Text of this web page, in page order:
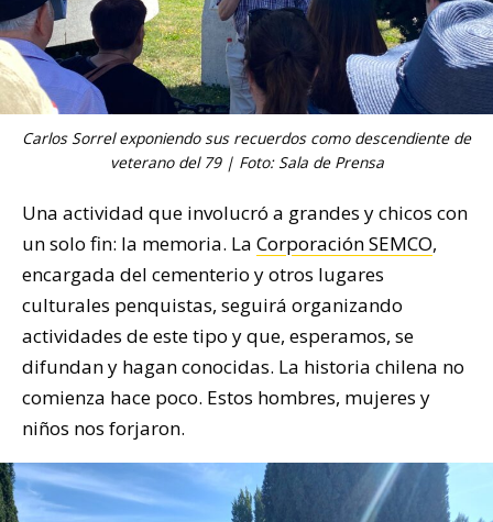
Carlos Sorrel exponiendo sus recuerdos como descendiente de
veterano del 79 | Foto: Sala de Prensa
Una actividad que involucró a grandes y chicos con
un solo fin: la memoria. La Corporación SEMCO,
encargada del cementerio y otros lugares
culturales penquistas, seguirá organizando
actividades de este tipo y que, esperamos, se
difundan y hagan conocidas. La historia chilena no
comienza hace poco. Estos hombres, mujeres y
niños nos forjaron.